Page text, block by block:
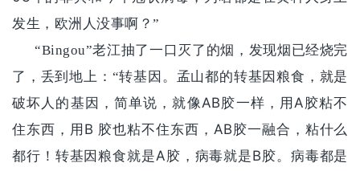
发生，欧洲人没事啊？”
“Bingou”老江抽了一口灭了的烟，发现烟已经烧完
了，丢到地上：“转基因。孟山都的转基因粮食，就是
破坏人的基因，简单说，就像 AB胶一样，用 A胶粘不
住东西，用 B 胶也粘不住东西， AB胶一融合，粘什么
都行！转基因粮食就是A胶，病毒就是B胶。病毒都是